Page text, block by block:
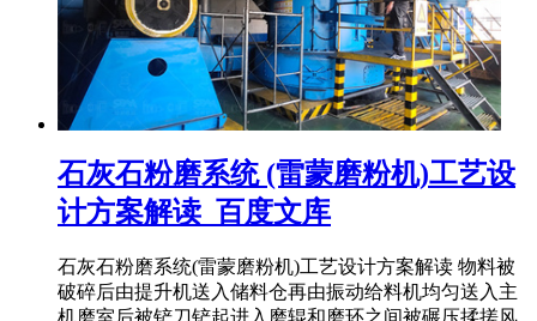
石灰石粉磨系统 (雷蒙磨粉机)工艺设
计方案解读_百度文库
石灰石粉磨系统(雷蒙磨粉机)工艺设计方案解读 物料被
破碎后由提升机送入储料仓再由振动给料机均匀送入主